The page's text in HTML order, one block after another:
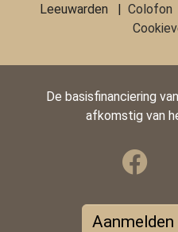
Leeuwarden | Colofon
De basisfinanciering
afkomstig van